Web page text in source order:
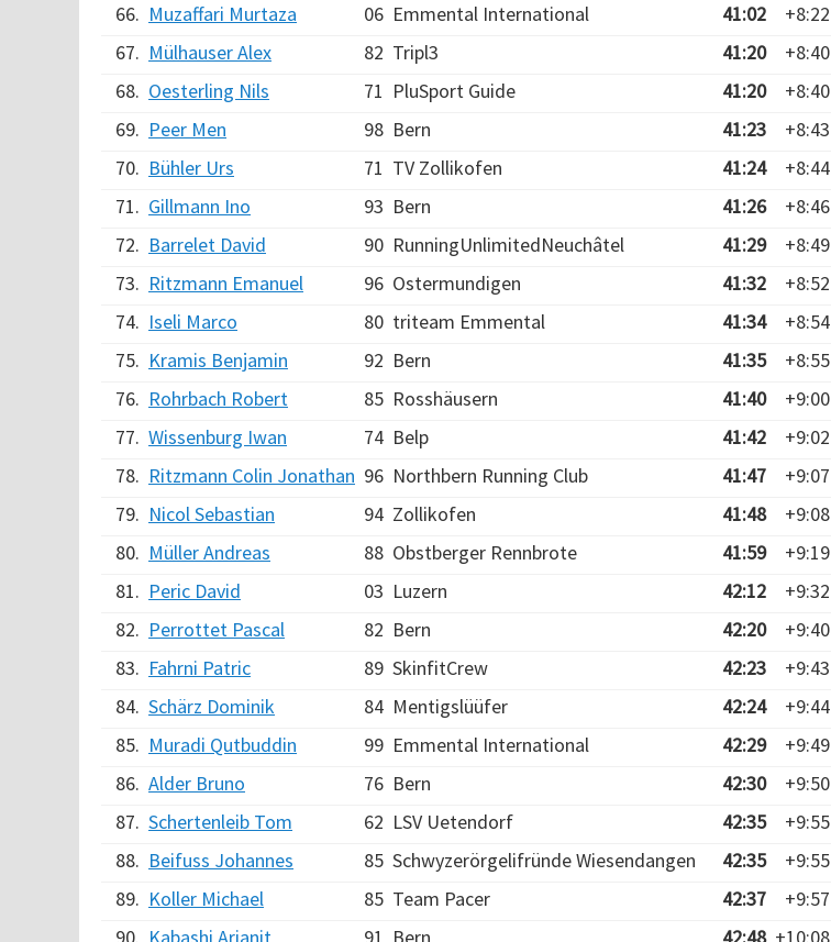
66. Muzaffari Murtaza 06 Emmental International 41:02 +8:22
67. Mülhauser Alex 82 Tripl3 41:20 +8:40
68. Oesterling Nils 71 PluSport Guide 41:20 +8:40
69. Peer Men 98 Bern 41:23 +8:43
70. Bühler Urs 71 TV Zollikofen 41:24 +8:44
71. Gillmann Ino 93 Bern 41:26 +8:46
72. Barrelet David 90 RunningUnlimitedNeuchâtel 41:29 +8:49
73. Ritzmann Emanuel 96 Ostermundigen 41:32 +8:52
74. Iseli Marco 80 triteam Emmental 41:34 +8:54
75. Kramis Benjamin 92 Bern 41:35 +8:55
76. Rohrbach Robert 85 Rosshäusern 41:40 +9:00
77. Wissenburg Iwan 74 Belp 41:42 +9:02
78. Ritzmann Colin Jonathan 96 Northbern Running Club 41:47 +9:07
79. Nicol Sebastian 94 Zollikofen 41:48 +9:08
80. Müller Andreas 88 Obstberger Rennbrote 41:59 +9:19
81. Peric David 03 Luzern 42:12 +9:32
82. Perrottet Pascal 82 Bern 42:20 +9:40
83. Fahrni Patric 89 SkinfitCrew 42:23 +9:43
84. Schärz Dominik 84 Mentigslüüfer 42:24 +9:44
85. Muradi Qutbuddin 99 Emmental International 42:29 +9:49
86. Alder Bruno 76 Bern 42:30 +9:50
87. Schertenleib Tom 62 LSV Uetendorf 42:35 +9:55
88. Beifuss Johannes 85 Schwyzerörgelifründe Wiesendangen 42:35 +9:55
89. Koller Michael 85 Team Pacer 42:37 +9:57